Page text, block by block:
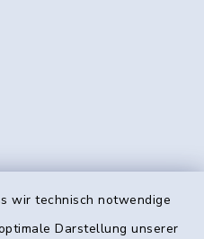
wir technisch notwendige
Darstellung unserer